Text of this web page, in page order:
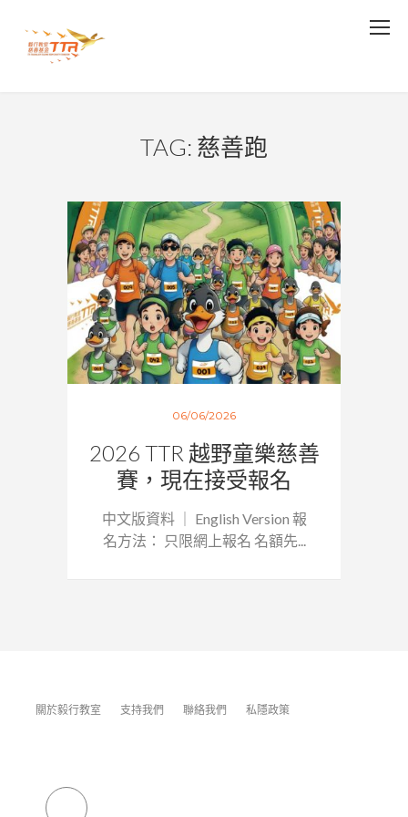
TAG: 慈善跑
06/06/2026
2026 TTR 越野童樂慈善
賽，現在接受報名
中文版資料 ｜ English Version 報
名方法： 只限網上報名 名額先...
關於毅行教室 支持我們 聯絡我們 私隱政策